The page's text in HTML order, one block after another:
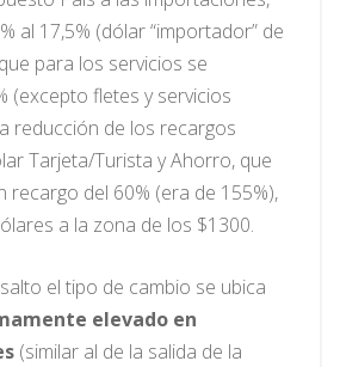
al 17,5% (dólar “importador” de
para los servicios se
(excepto fletes y servicios
reducción de los recargos
Tarjeta/Turista y Ahorro, que
recargo del 60% (era de 155%),
a la zona de los $1300.
el tipo de cambio se ubica
elevado en
(similar al de la salida de la